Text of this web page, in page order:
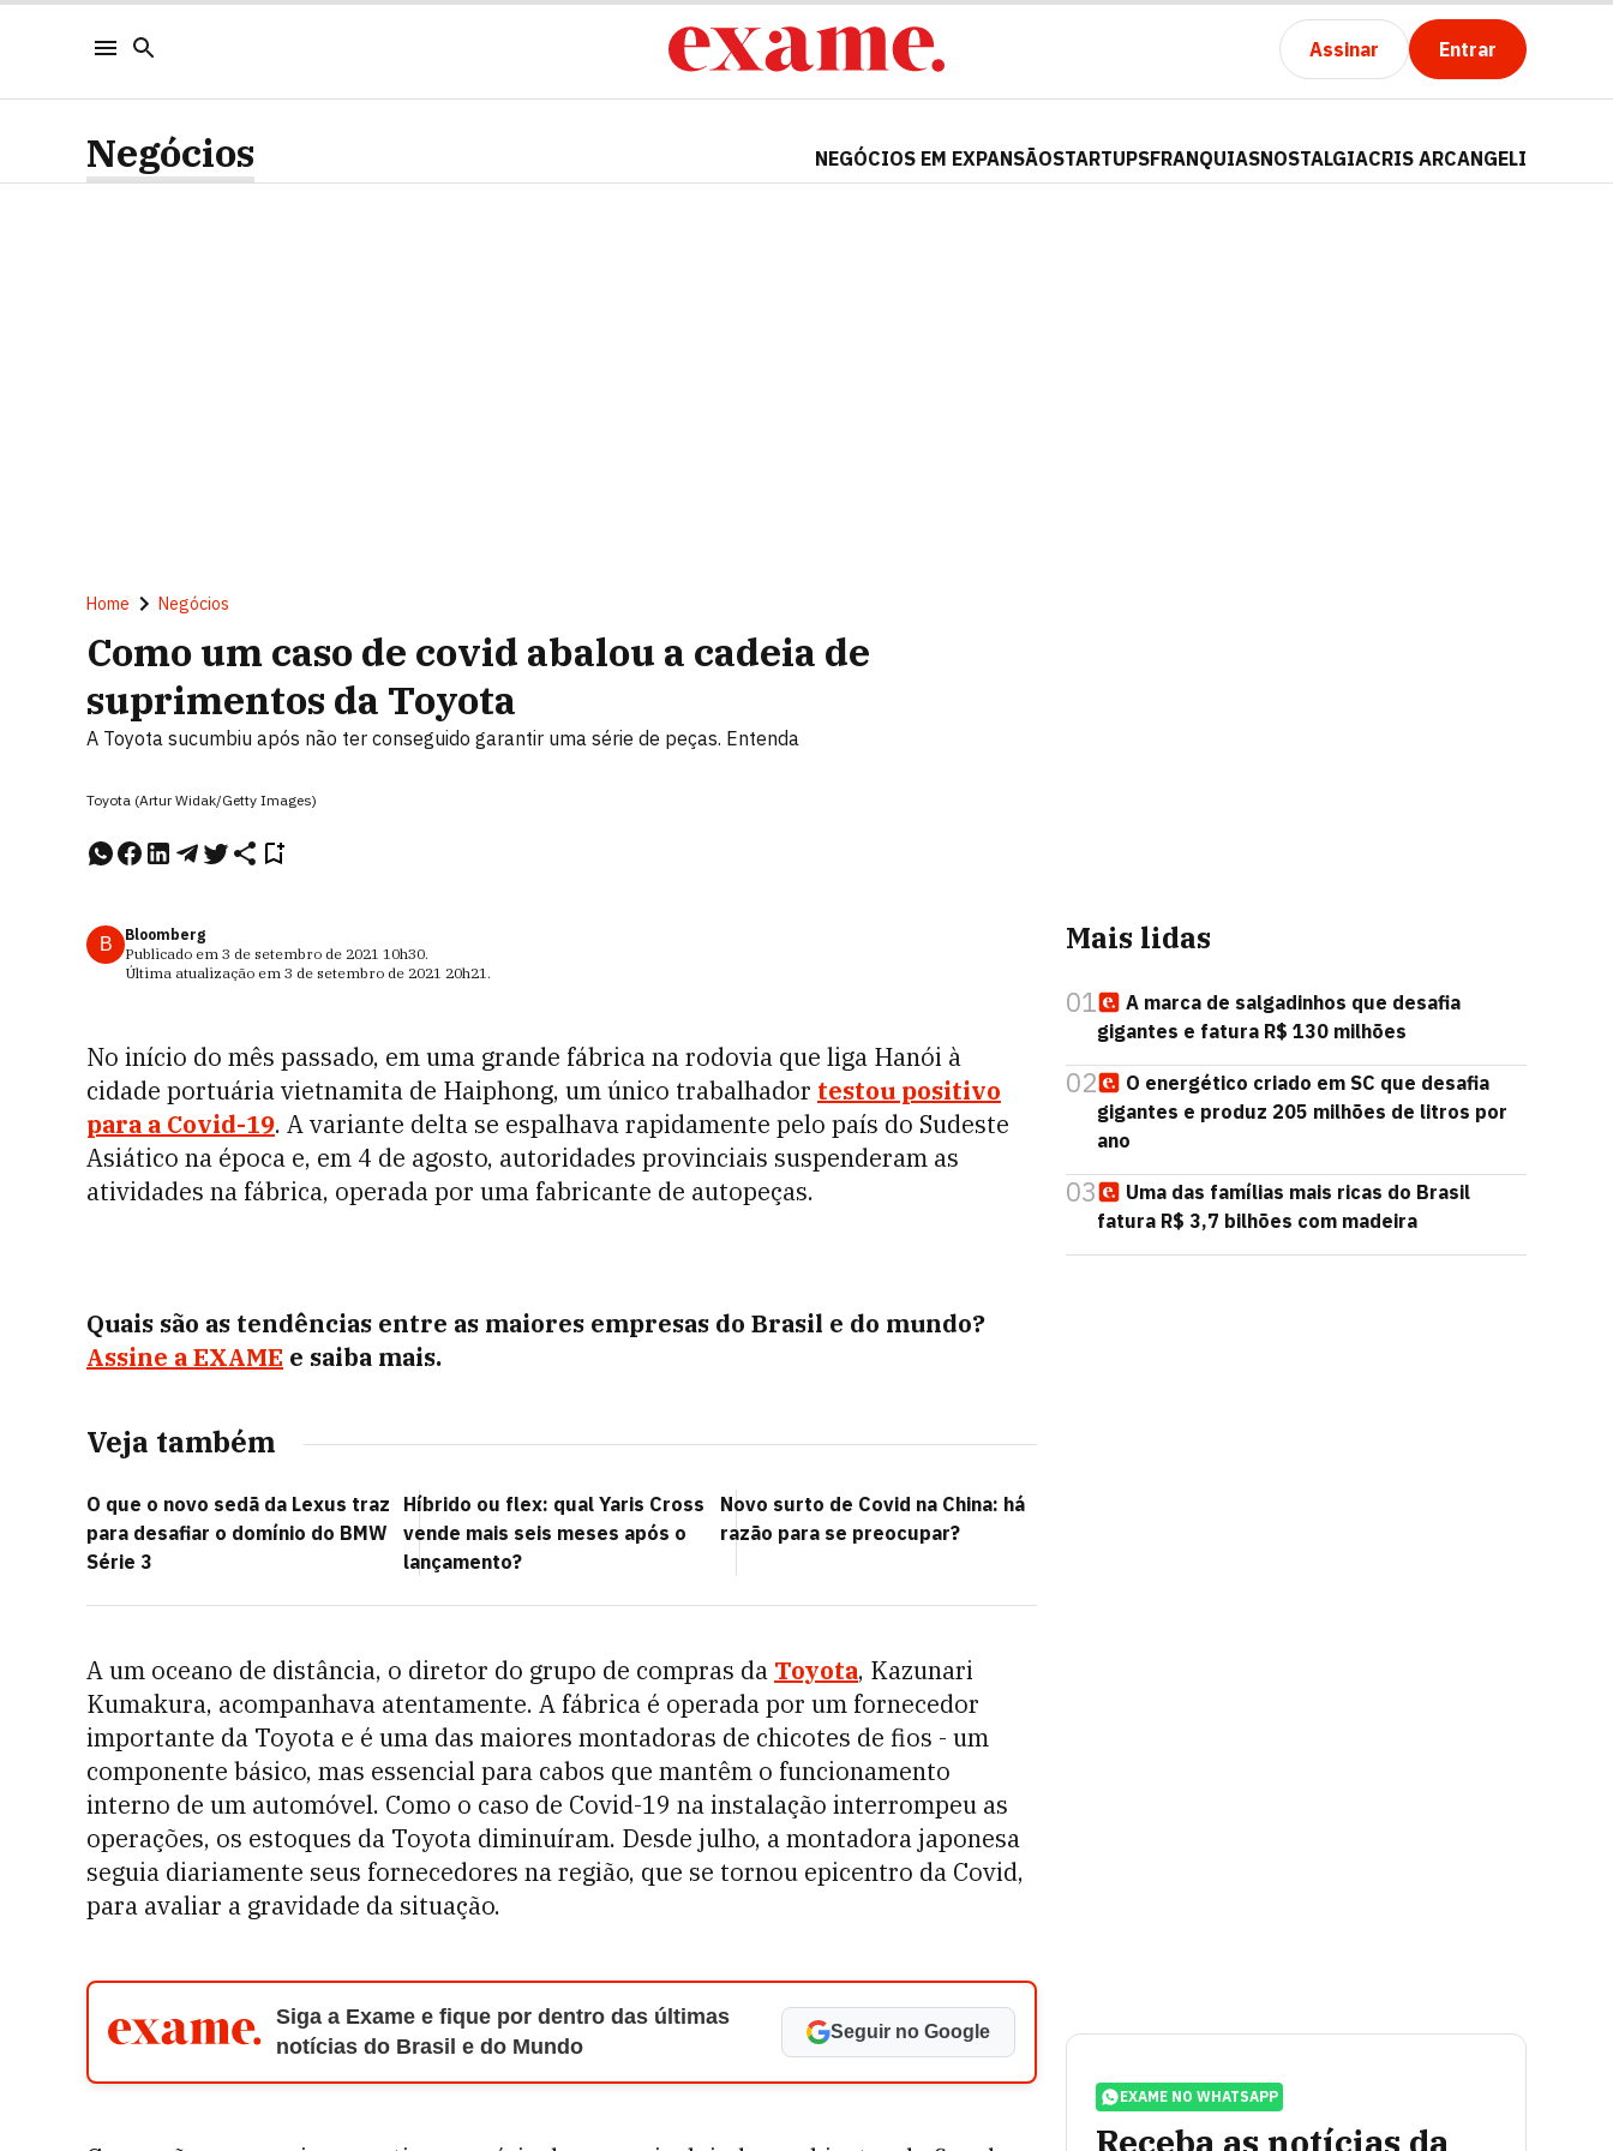
Assinar Entrar
Negócios NEGÓCIOS EM EXPANSÃOSTARTUPSFRANQUIASNOSTALGIACRIS ARCANGELI
Home Negócios
Como um caso de covid abalou a cadeia de
suprimentos da Toyota
A Toyota sucumbiu após não ter conseguido garantir uma série de peças. Entenda
Toyota (Artur Widak/Getty Images)
B
Bloomberg
Publicado em 3 de setembro de 2021 10h30.
Última atualização em 3 de setembro de 2021 20h21.
No início do mês passado, em uma grande fábrica na rodovia que liga Hanói à
cidade portuária vietnamita de Haiphong, um único trabalhador testou positivo
para a Covid-19. A variante delta se espalhava rapidamente pelo país do Sudeste
Asiático na época e, em 4 de agosto, autoridades provinciais suspenderam as
atividades na fábrica, operada por uma fabricante de autopeças.
Quais são as tendências entre as maiores empresas do Brasil e do mundo?
Assine a EXAME e saiba mais.
Veja também
O que o novo sedã da Lexus traz
para desafiar o domínio do BMW
Série 3
Híbrido ou flex: qual Yaris Cross
vende mais seis meses após o
lançamento?
Novo surto de Covid na China: há
razão para se preocupar?
A um oceano de distância, o diretor do grupo de compras da Toyota, Kazunari
Kumakura, acompanhava atentamente. A fábrica é operada por um fornecedor
importante da Toyota e é uma das maiores montadoras de chicotes de fios - um
componente básico, mas essencial para cabos que mantêm o funcionamento
interno de um automóvel. Como o caso de Covid-19 na instalação interrompeu as
operações, os estoques da Toyota diminuíram. Desde julho, a montadora japonesa
seguia diariamente seus fornecedores na região, que se tornou epicentro da Covid,
para avaliar a gravidade da situação.
Siga a Exame e fique por dentro das últimas
notícias do Brasil e do Mundo
Seguir no Google
Mais lidas
01
A marca de salgadinhos que desafia
gigantes e fatura R$ 130 milhões
02
O energético criado em SC que desafia
gigantes e produz 205 milhões de litros por
ano
03
Uma das famílias mais ricas do Brasil
fatura R$ 3,7 bilhões com madeira
EXAME NO WHATSAPP
Receba as notícias da